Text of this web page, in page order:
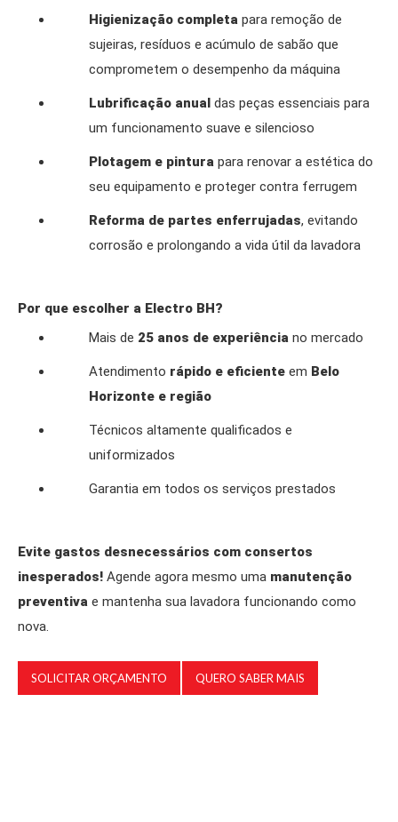
Higienização completa para remoção de
sujeiras, resíduos e acúmulo de sabão que
comprometem o desempenho da máquina
Lubrificação anual das peças essenciais para
um funcionamento suave e silencioso
Plotagem e pintura para renovar a estética do
seu equipamento e proteger contra ferrugem
Reforma de partes enferrujadas, evitando
corrosão e prolongando a vida útil da lavadora
Por que escolher a Electro BH?
Mais de 25 anos de experiência no mercado
Atendimento rápido e eficiente em Belo
Horizonte e região
Técnicos altamente qualificados e
uniformizados
Garantia em todos os serviços prestados
Evite gastos desnecessários com consertos
inesperados! Agende agora mesmo uma manutenção
preventiva e mantenha sua lavadora funcionando como
nova.
SOLICITAR ORÇAMENTO QUERO SABER MAIS